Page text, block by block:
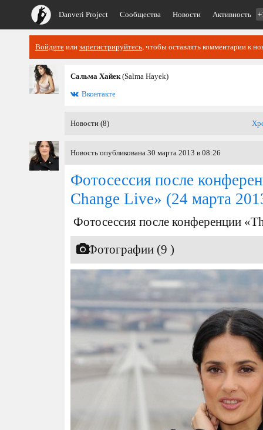
Danveri Project Сообщества Новости Активность
Войдите или зарегистрируйтесь, чтобы оставлять комментарии к
Сальма Хайек(Salma Hayek)
Вконтакте
Новости (8)
Новость опубликована 30 марта 2013 в 08:26
Фотосессия после
Change Live» (24 марта
Фотосессия после конференции
Фотографии (9 )